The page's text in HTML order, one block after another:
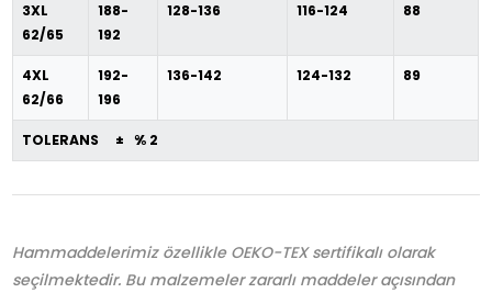
3XL
62/65
188-
192
128-136 116-124 88
4XL
62/66
192-
196
136-142 124-132 89
TOLERANS ± % 2
Hammaddelerimiz özellikle OEKO-TEX sertifikalı olarak
seçilmektedir. Bu malzemeler zararlı maddeler açısından